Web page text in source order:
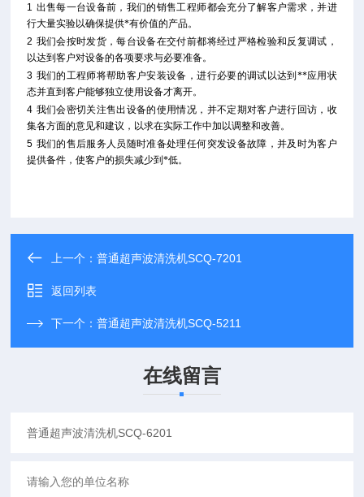
1 出售每一台设备前，我们的销售工程师都会充分了解客户需求，并进
行大量实验以确保提供*有价值的产品。
2 我们会按时发货，每台设备在交付前都将经过严格检验和反复调试，
以达到客户对设备的各项要求与必要准备。
3 我们的工程师将帮助客户安装设备，进行必要的调试以达到**应用状
态并直到客户能够独立使用设备才离开。
4 我们会密切关注售出设备的使用情况，并不定期对客户进行回访，收
集各方面的意见和建议，以求在实际工作中加以调整和改善。
5 我们的售后服务人员随时准备处理任何突发设备故障，并及时为客户
提供备件，使客户的损失减少到*低。
上一个：普通超声波清洗机SCQ-7201
返回列表
下一个：普通超声波清洗机SCQ-5211
在线留言